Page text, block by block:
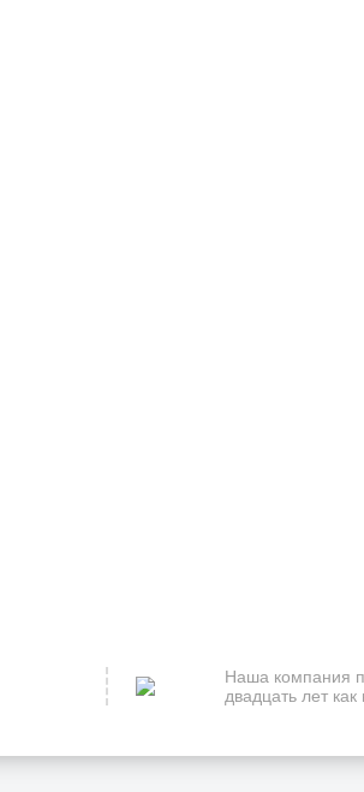
Наша компания
двадцать лет